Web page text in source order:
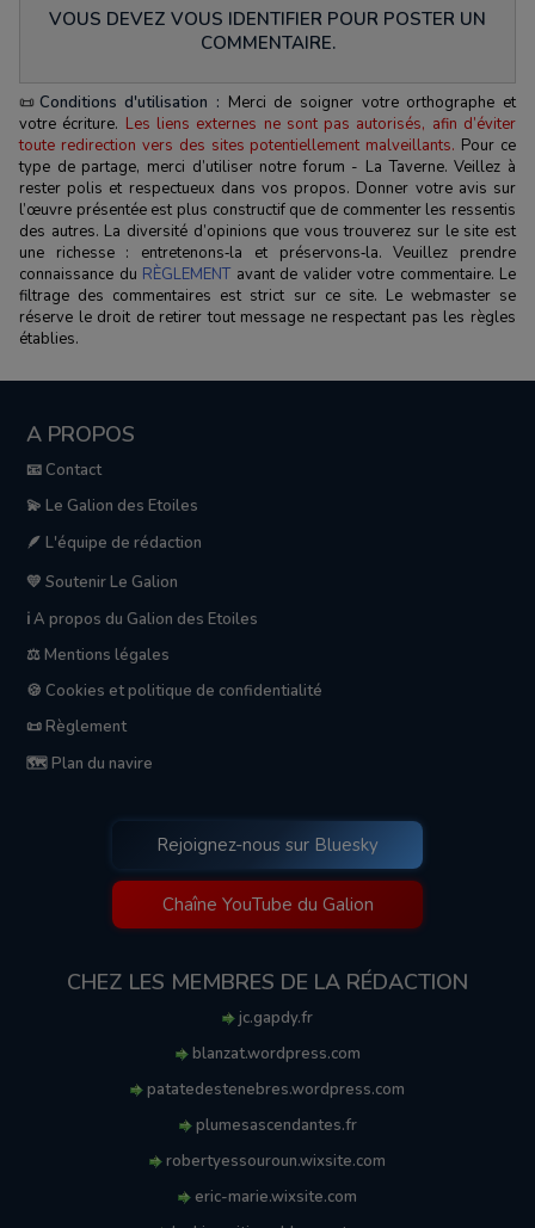
VOUS DEVEZ VOUS IDENTIFIER POUR POSTER UN
COMMENTAIRE.
📜 Conditions d'utilisation : Merci de soigner votre orthographe et
votre écriture. Les liens externes ne sont pas autorisés, afin d’éviter
toute redirection vers des sites potentiellement malveillants. Pour ce
type de partage, merci d’utiliser notre forum - La Taverne. Veillez à
rester polis et respectueux dans vos propos. Donner votre avis sur
l’œuvre présentée est plus constructif que de commenter les ressentis
des autres. La diversité d’opinions que vous trouverez sur le site est
une richesse : entretenons‑la et préservons‑la. Veuillez prendre
connaissance du RÈGLEMENT avant de valider votre commentaire. Le
filtrage des commentaires est strict sur ce site. Le webmaster se
réserve le droit de retirer tout message ne respectant pas les règles
établies.
A PROPOS
📧 Contact
💫 Le Galion des Etoiles
🪶 L'équipe de rédaction
💛 Soutenir Le Galion
ℹ️ A propos du Galion des Etoiles
⚖️ Mentions légales
🍪 Cookies et politique de confidentialité
📜 Règlement
🗺️ Plan du navire
Rejoignez-nous sur Bluesky
Chaîne YouTube du Galion
CHEZ LES MEMBRES DE LA RÉDACTION
jc.gapdy.fr
blanzat.wordpress.com
patatedestenebres.wordpress.com
plumesascendantes.fr
robertyessouroun.wixsite.com
eric-marie.wixsite.com